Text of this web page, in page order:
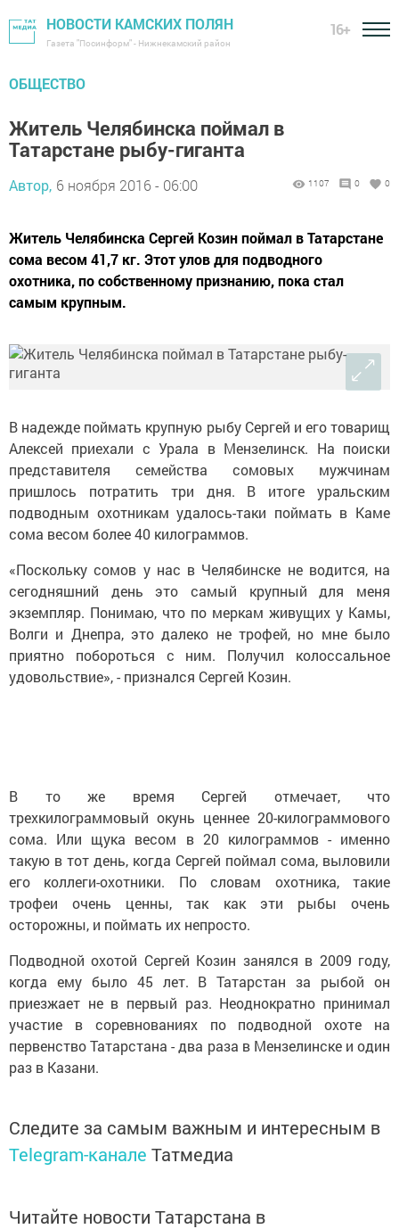
НОВОСТИ КАМСКИХ ПОЛЯН
Газета "Посинформ" - Нижнекамский район
16+
ОБЩЕСТВО
Житель Челябинска поймал в
Татарстане рыбу-гиганта
Автор, 6 ноября 2016 - 06:00 1107 0 0
Житель Челябинска Сергей Козин поймал в Татарстане
сома весом 41,7 кг. Этот улов для подводного
охотника, по собственному признанию, пока стал
самым крупным.
В надежде поймать крупную рыбу Сергей и его товарищ
Алексей приехали с Урала в Мензелинск. На поиски
представителя семейства сомовых мужчинам
пришлось потратить три дня. В итоге уральским
подводным охотникам удалось-таки поймать в Каме
сома весом более 40 килограммов.
«Поскольку сомов у нас в Челябинске не водится, на
сегодняшний день это самый крупный для меня
экземпляр. Понимаю, что по меркам живущих у Камы,
Волги и Днепра, это далеко не трофей, но мне было
приятно побороться с ним. Получил колоссальное
удовольствие», - признался Сергей Козин.
В то же время Сергей отмечает, что
трехкилограммовый окунь ценнее 20-килограммового
сома. Или щука весом в 20 килограммов - именно
такую в тот день, когда Сергей поймал сома, выловили
его коллеги-охотники. По словам охотника, такие
трофеи очень ценны, так как эти рыбы очень
осторожны, и поймать их непросто.
Подводной охотой Сергей Козин занялся в 2009 году,
когда ему было 45 лет. В Татарстан за рыбой он
приезжает не в первый раз. Неоднократно принимал
участие в соревнованиях по подводной охоте на
первенство Татарстана - два раза в Мензелинске и один
раз в Казани.
Следите за самым важным и интересным в
Telegram-канале Татмедиа
Читайте новости Татарстана в